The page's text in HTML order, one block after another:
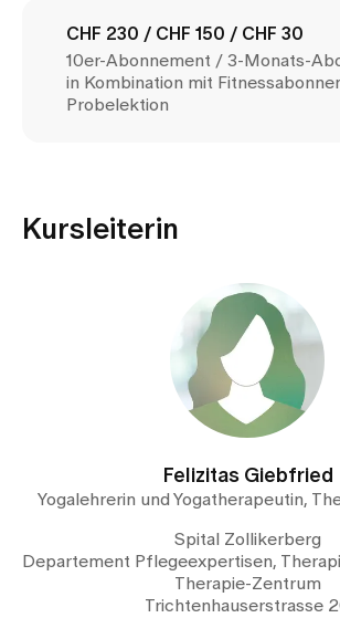
CHF 230 / CHF 150 / CHF 30
10er-Abonnement / 3-Monats-
in Kombination mit
Probelektion
Kursleiterin
Felizitas Giebfried
Yogalehrerin und Yogatherapeutin,
Spital Zollikerberg
Departement Pflegeexpertisen,
Therapie-Zentrum
Trichtenhauserstrasse